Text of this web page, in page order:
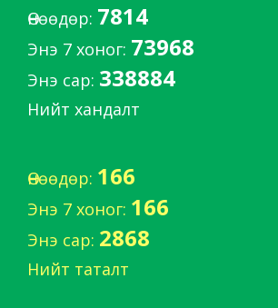
Өнөөдөр: 7814
Энэ 7 хоног: 73968
Энэ сар: 338884
Нийт хандалт
Өнөөдөр: 166
Энэ 7 хоног: 166
Энэ сар: 2868
Нийт таталт